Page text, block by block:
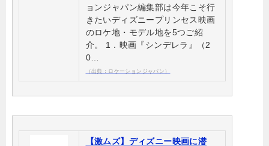
ョンジャパン編集部は今年こそ行
きたいディズニープリンセス映画
のロケ地・モデル地を5つご紹
介。 1．映画『シンデレラ』（2
0…
（出典：ロケーションジャパン）
【激ムズ】ディズニー映画に潜